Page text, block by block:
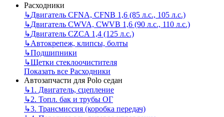
Расходники
↳Двигатель CFNA, CFNB 1,6 (85 л.с., 105 л.с.)
↳Двигатель CWVA, CWVB 1,6 (90 л.с., 110 л.с.)
↳Двигатель CZCA 1,4 (125 л.с.)
↳Автокрепеж, клипсы, болты
↳Подшипники
↳Щетки стеклоочистителя
Показать все Расходники
Автозапчасти для Polo седан
↳1. Двигатель, сцепление
↳2. Топл. бак и трубы ОГ
↳3. Трансмиссия (коробка передач)